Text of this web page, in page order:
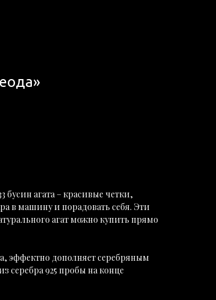
бусин агата – красивые четки,
в машину и порадовать себя. Эти
агат можно купить прямо
эффектно дополняет серебряным
серебра 925 пробы на конце